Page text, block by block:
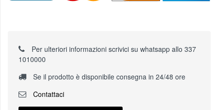
Per ulteriori informazioni scrivici su whatsapp allo 337
1010000
Se il prodotto è disponibile consegna in 24/48 ore
Contattaci